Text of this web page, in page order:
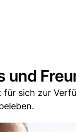
und
für sich zur